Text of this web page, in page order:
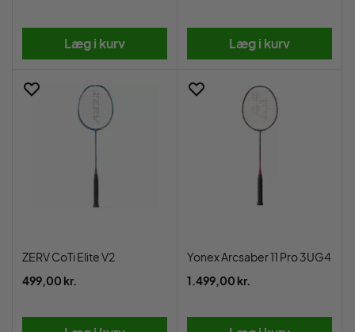
Læg i kurv Læg i kurv
ZERV CoTi Elite V2
499,00 kr.
Yonex Arcsaber 11 Pro 3UG4
1.499,00 kr.